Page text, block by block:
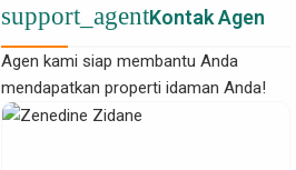
support_agentKontak Agen
Agen kami siap membantu Anda
mendapatkan properti idaman Anda!